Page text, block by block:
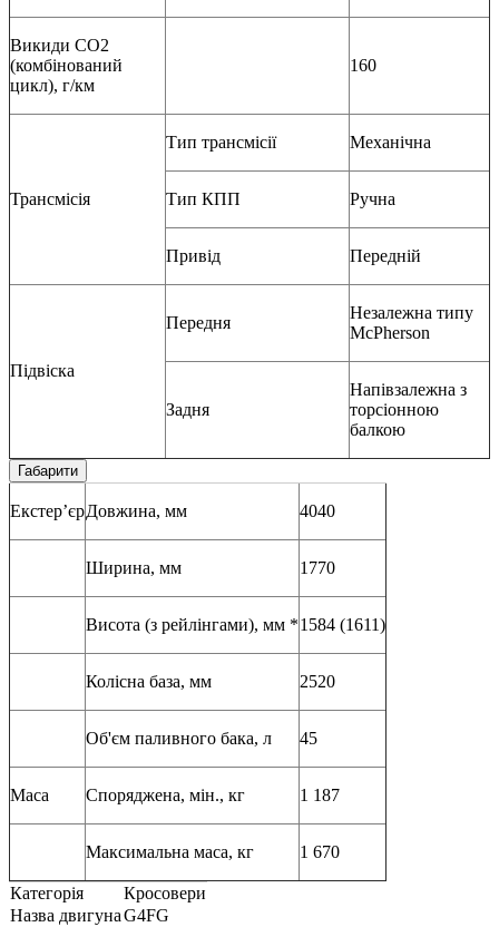
Викиди СО2
(комбінований
цикл), г/км
160
Трансмісія
Тип трансмісії Механічна
Тип КПП Ручна
Привід Передній
Підвіска
Передня
Незалежна типу
McPherson
Задня
Напівзалежна з
торсіонною
балкою
Габарити
Екстер’єрДовжина, мм 4040
Ширина, мм 1770
Висота (з рейлінгами), мм *1584 (1611)
Колісна база, мм 2520
Об'єм паливного бака, л 45
Маса Споряджена, мін., кг 1 187
Максимальна маса, кг 1 670
Категорія
Кросовери
Назва двигунаG4FG